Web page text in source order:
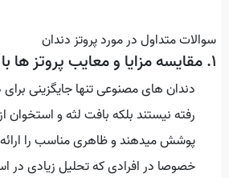
سوالات متداول در مورد پروتز دندان
۱. مقایسه مزایا و معایب پروتز ها با ایمپلنت
دندان های مصنوعی تنها جایگزینی
رفته نیستند بلکه بافت لثه و استخوان
پوشش میدهند و ظاهری مناسب را
خصوصا در افرادی که تحلیل زیادی در